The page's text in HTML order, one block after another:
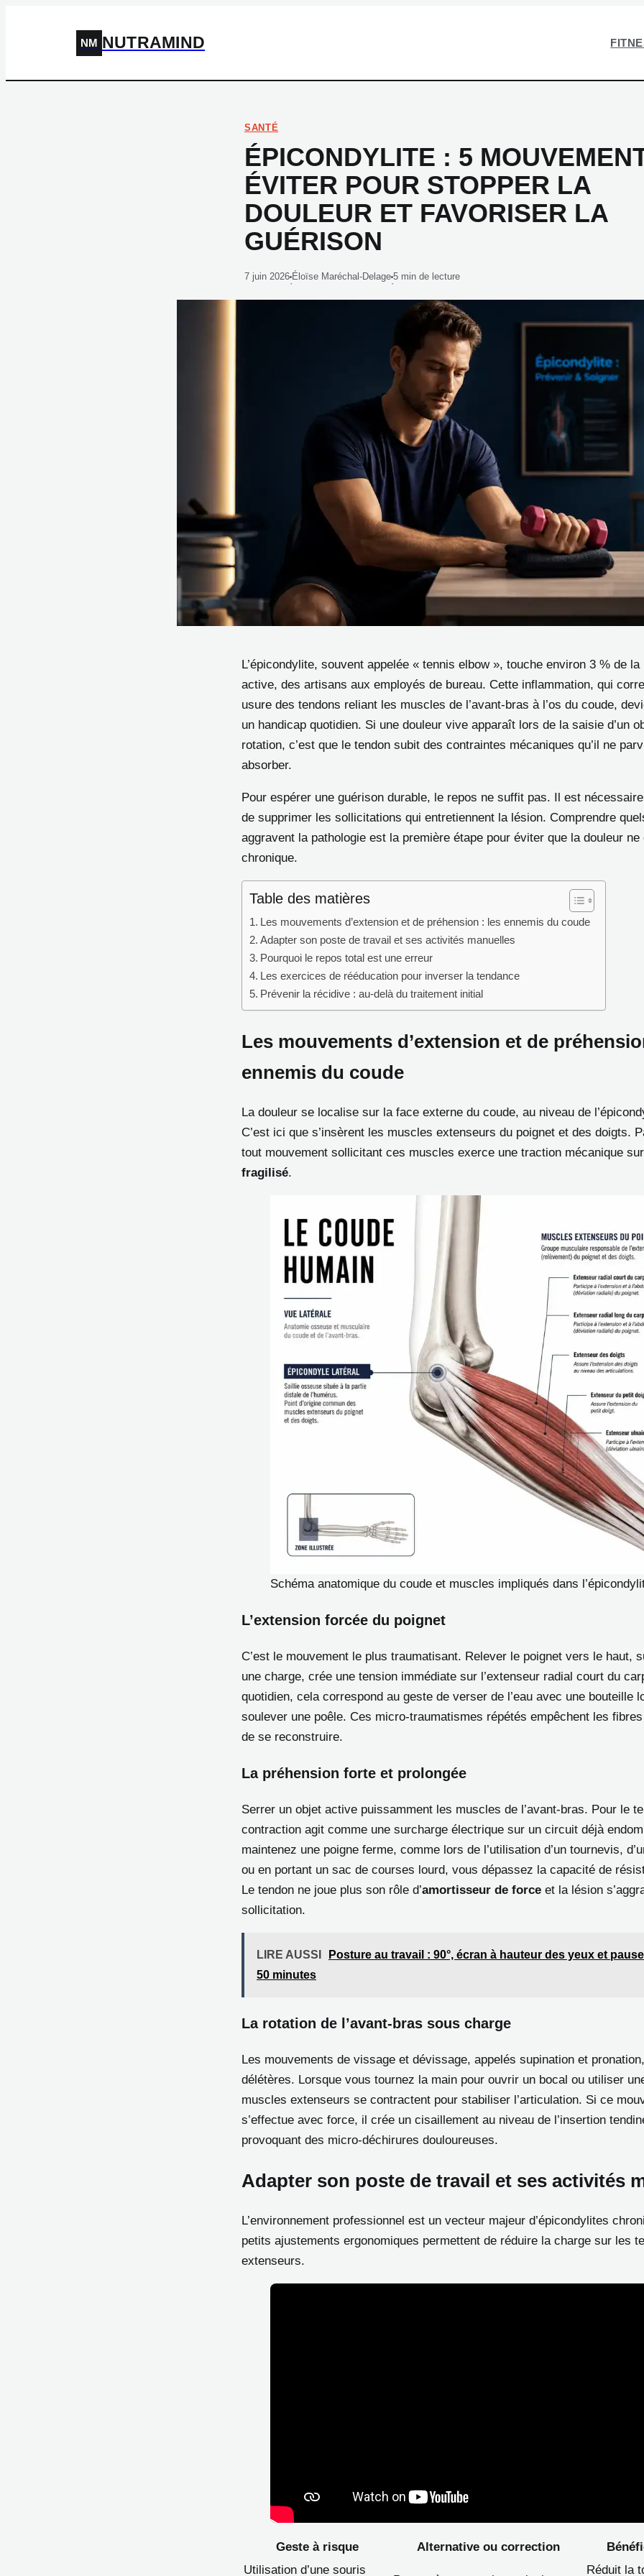
NM NUTRAMIND
SANTÉ
ÉPICONDYLITE : 5
ÉVITER POUR STOPPER LA
DOULEUR ET FAVORISER LA
GUÉRISON
7 juin 2026
·
Éloïse Maréchal-Delage
·
5 min de lecture
L’épicondylite, souvent appelée « tennis elbow », touche environ 3 % de la
active, des artisans aux employés de bureau. Cette inflammation, qui
usure des tendons reliant les muscles de l’avant-bras à l’os du coude,
un handicap quotidien. Si une douleur vive apparaît lors de la saisie d’un
rotation, c’est que le tendon subit des contraintes mécaniques qu’il ne
absorber.
Pour espérer une guérison durable, le repos ne suffit pas. Il est
de supprimer les sollicitations qui entretiennent la lésion. Comprendre
aggravent la pathologie est la première étape pour éviter que la douleur ne
chronique.
Table des matières
Les mouvements d’extension et de préhension : les ennemis du coude
Adapter son poste de travail et ses activités manuelles
Pourquoi le repos total est une erreur
Les exercices de rééducation pour inverser la tendance
Prévenir la récidive : au-delà du traitement initial
Les mouvements d’extension et de
ennemis du coude
La douleur se localise sur la face externe du coude, au niveau de
C’est ici que s’insèrent les muscles extenseurs du poignet et des doigts.
tout mouvement sollicitant ces muscles exerce une traction mécanique
fragilisé.
Schéma anatomique du coude et muscles impliqués dans
L’extension forcée du poignet
C’est le mouvement le plus traumatisant. Relever le poignet vers le haut,
une charge, crée une tension immédiate sur l’extenseur radial court du
quotidien, cela correspond au geste de verser de l’eau avec une bouteille
soulever une poêle. Ces micro-traumatismes répétés empêchent les
de se reconstruire.
La préhension forte et prolongée
Serrer un objet active puissamment les muscles de l’avant-bras. Pour le
contraction agit comme une surcharge électrique sur un circuit déjà
maintenez une poigne ferme, comme lors de l’utilisation d’un tournevis,
ou en portant un sac de courses lourd, vous dépassez la capacité de
Le tendon ne joue plus son rôle d’amortisseur de force et la lésion
sollicitation.
LIRE AUSSI
Posture au travail : 90°, écran à hauteur des yeux et
50 minutes
La rotation de l’avant-bras sous charge
Les mouvements de vissage et dévissage, appelés supination et
délétères. Lorsque vous tournez la main pour ouvrir un bocal ou utiliser
muscles extenseurs se contractent pour stabiliser l’articulation. Si ce
s’effectue avec force, il crée un cisaillement au niveau de l’insertion
provoquant des micro-déchirures douloureuses.
Adapter son poste de travail et ses activités
L’environnement professionnel est un vecteur majeur d’épicondylites
petits ajustements ergonomiques permettent de réduire la charge sur les
extenseurs.
Geste à risque Alternative ou correction
Utilisation d’une souris
Réduit la